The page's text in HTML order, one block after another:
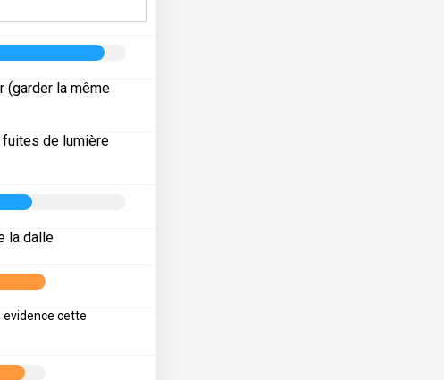
(garder la même
fuites de lumière
la dalle
evidence cette